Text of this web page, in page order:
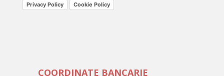
Privacy Policy Cookie Policy
COORDINATE BANCARIE